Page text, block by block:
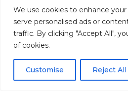
We use cookies to enhance
serve personalised ads or
traffic. By clicking "Accept All",
of cookies.
Customise Reject All
Montant
moyen collecté
2 500€
Mode de
collecte